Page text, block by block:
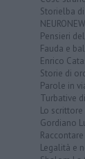
Storielba
Pensieri
Fauda e
Enrico
Storie di
Parole in
Turbative
Lo
Gordiano
Legalità e